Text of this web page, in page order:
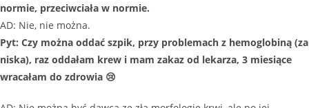
normie, przeciwciała w normie.
AD: Nie, nie można.
Pyt: Czy można oddać szpik, przy problemach z hemoglobiną (za
niska), raz oddałam krew i mam zakaz od lekarza, 3 miesiące
wracałam do zdrowia 😢